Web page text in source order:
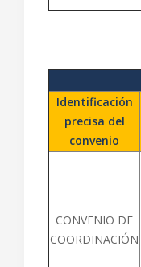
Identificación
precisa del
convenio
CONVENIO DE
COORDINACIÓN